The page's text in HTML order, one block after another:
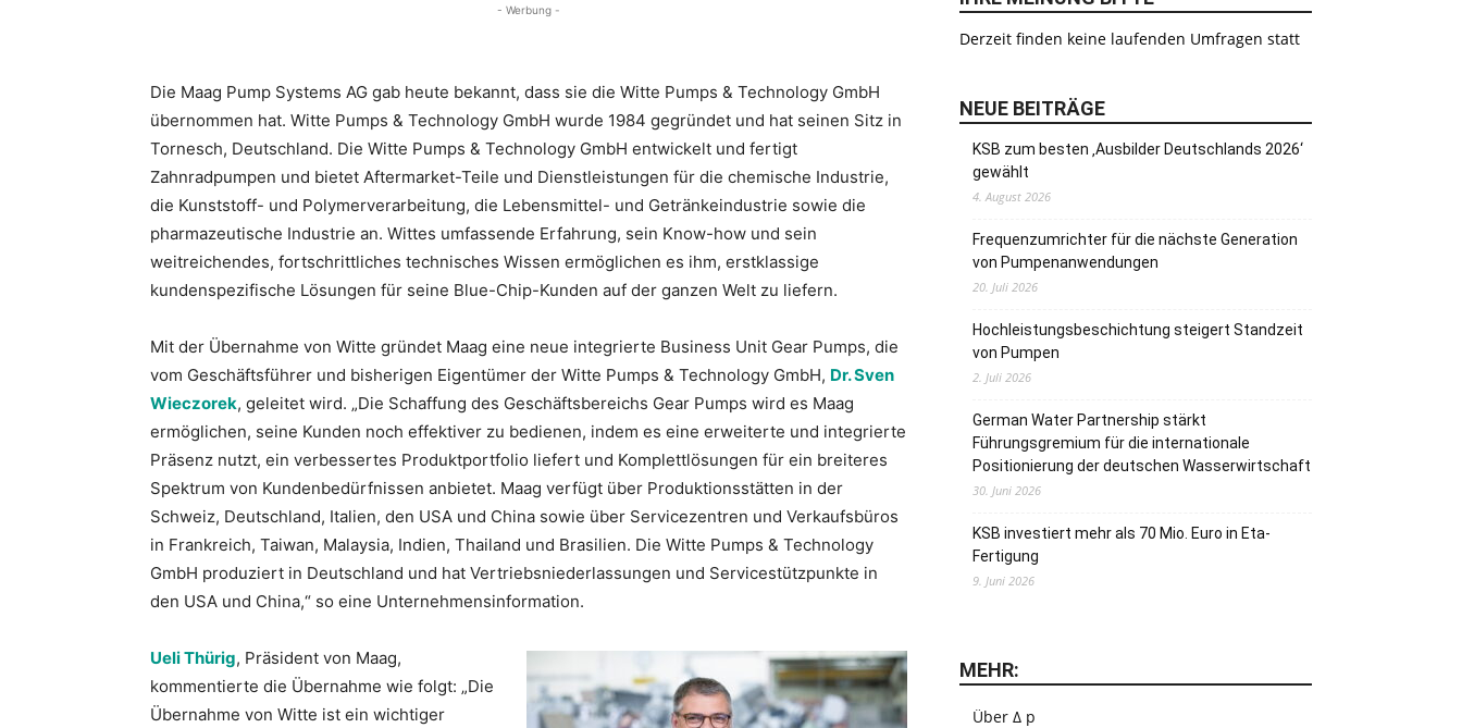
- Werbung -
Die Maag Pump Systems AG gab heute bekannt, dass sie die Witte Pumps & Technology GmbH
übernommen hat. Witte Pumps & Technology GmbH wurde 1984 gegründet und hat seinen Sitz in
Tornesch, Deutschland. Die Witte Pumps & Technology GmbH entwickelt und fertigt
Zahnradpumpen und bietet Aftermarket-Teile und Dienstleistungen für die chemische Industrie,
die Kunststoff- und Polymerverarbeitung, die Lebensmittel- und Getränkeindustrie sowie die
pharmazeutische Industrie an. Wittes umfassende Erfahrung, sein Know-how und sein
weitreichendes, fortschrittliches technisches Wissen ermöglichen es ihm, erstklassige
kundenspezifische Lösungen für seine Blue-Chip-Kunden auf der ganzen Welt zu liefern.
Mit der Übernahme von Witte gründet Maag eine neue integrierte Business Unit Gear Pumps, die
vom Geschäftsführer und bisherigen Eigentümer der Witte Pumps & Technology GmbH, Dr. Sven
Wieczorek, geleitet wird. „Die Schaffung des Geschäftsbereichs Gear Pumps wird es Maag
ermöglichen, seine Kunden noch effektiver zu bedienen, indem es eine erweiterte und integrierte
Präsenz nutzt, ein verbessertes Produktportfolio liefert und Komplettlösungen für ein breiteres
Spektrum von Kundenbedürfnissen anbietet. Maag verfügt über Produktionsstätten in der
Schweiz, Deutschland, Italien, den USA und China sowie über Servicezentren und Verkaufsbüros
in Frankreich, Taiwan, Malaysia, Indien, Thailand und Brasilien. Die Witte Pumps & Technology
GmbH produziert in Deutschland und hat Vertriebsniederlassungen und Servicestützpunkte in
den USA und China,“ so eine Unternehmensinformation.
Ueli Thürig, Präsident von Maag,
kommentierte die Übernahme wie folgt: „Die
Übernahme von Witte ist ein wichtiger
Derzeit finden keine laufenden Umfragen statt
NEUE BEITRÄGE
KSB zum besten ‚Ausbilder Deutschlands 2026‘
gewählt
4. August 2026
Frequenzumrichter für die nächste Generation
von Pumpenanwendungen
20. Juli 2026
Hochleistungsbeschichtung steigert Standzeit
von Pumpen
2. Juli 2026
German Water Partnership stärkt
Führungsgremium für die internationale
Positionierung der deutschen Wasserwirtschaft
30. Juni 2026
KSB investiert mehr als 70 Mio. Euro in Eta-
Fertigung
9. Juni 2026
MEHR:
Über Δ p